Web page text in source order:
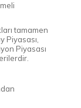
tamamen
Piyasası,
Piyasası